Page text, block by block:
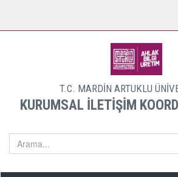
T.C. MARDİN ARTUKLU
KURUMSAL İLETİŞİM